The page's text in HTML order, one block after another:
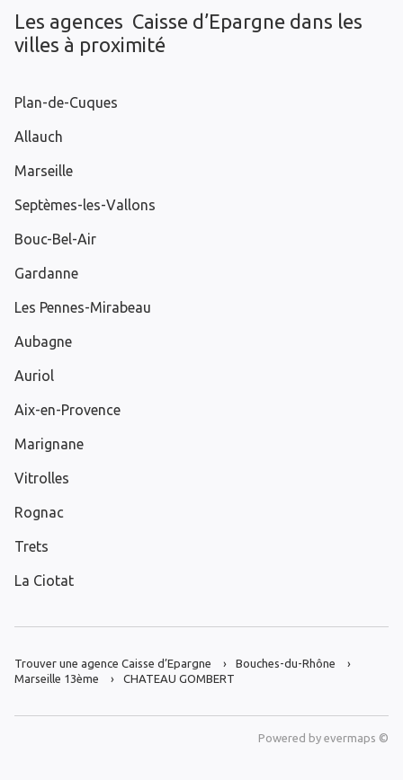
Les agences Caisse d’Epargne dans les
villes à proximité
Plan-de-Cuques
Allauch
Marseille
Septèmes-les-Vallons
Bouc-Bel-Air
Gardanne
Les Pennes-Mirabeau
Aubagne
Auriol
Aix-en-Provence
Marignane
Vitrolles
Rognac
Trets
La Ciotat
Trouver une agence Caisse d’Epargne
Bouches-du-Rhône
Marseille 13ème
CHATEAU GOMBERT
Powered by evermaps ©